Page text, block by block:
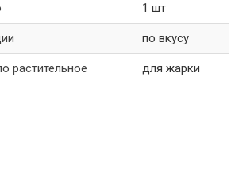
1 шт
по вкусу
растительное для жарки